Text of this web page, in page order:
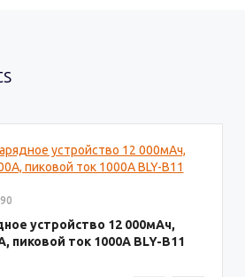
устройство 12 000мАч,
пиковой ток 1000A BLY-B11